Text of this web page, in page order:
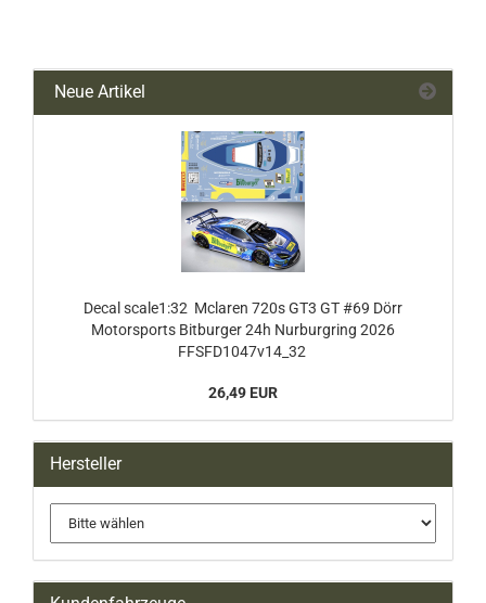
Neue Artikel
Decal scale1:32 Mclaren 720s GT3 GT #69 Dörr
Motorsports Bitburger 24h Nurburgring 2026
FFSFD1047v14_32
26,49 EUR
Hersteller